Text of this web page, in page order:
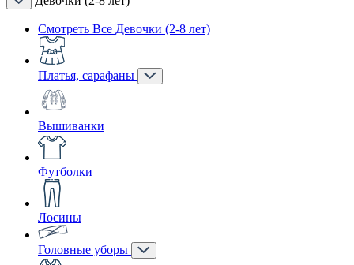
Смотреть Все Девочки (2-8 лет)
Платья, сарафаны
Вышиванки
Футболки
Лосины
Головные уборы